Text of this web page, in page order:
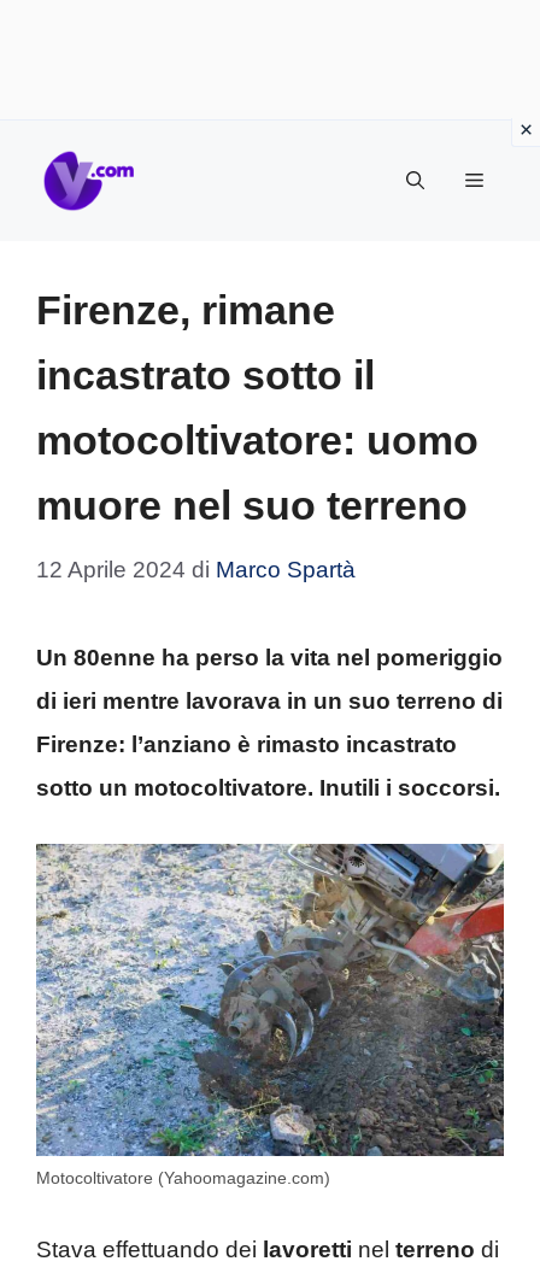
Menu
Firenze, rimane
incastrato sotto il
motocoltivatore: uomo
muore nel suo terreno
12 Aprile 2024 di Marco Spartà
Un 80enne ha perso la vita nel pomeriggio
di ieri mentre lavorava in un suo terreno di
Firenze: l’anziano è rimasto incastrato
sotto un motocoltivatore. Inutili i soccorsi.
Motocoltivatore (Yahoomagazine.com)
Stava effettuando dei lavoretti nel terreno di